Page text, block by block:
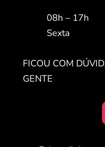
08h – 17h
Sexta
FICOU COM
GENTE